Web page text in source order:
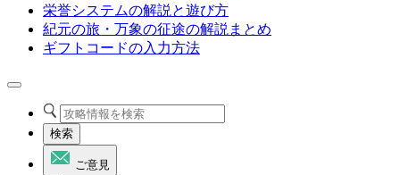
栄誉システムの解説と遊び方
紀元の旅・万象の征途の解説まとめ
ギフトコードの入力方法
検索
ご意見